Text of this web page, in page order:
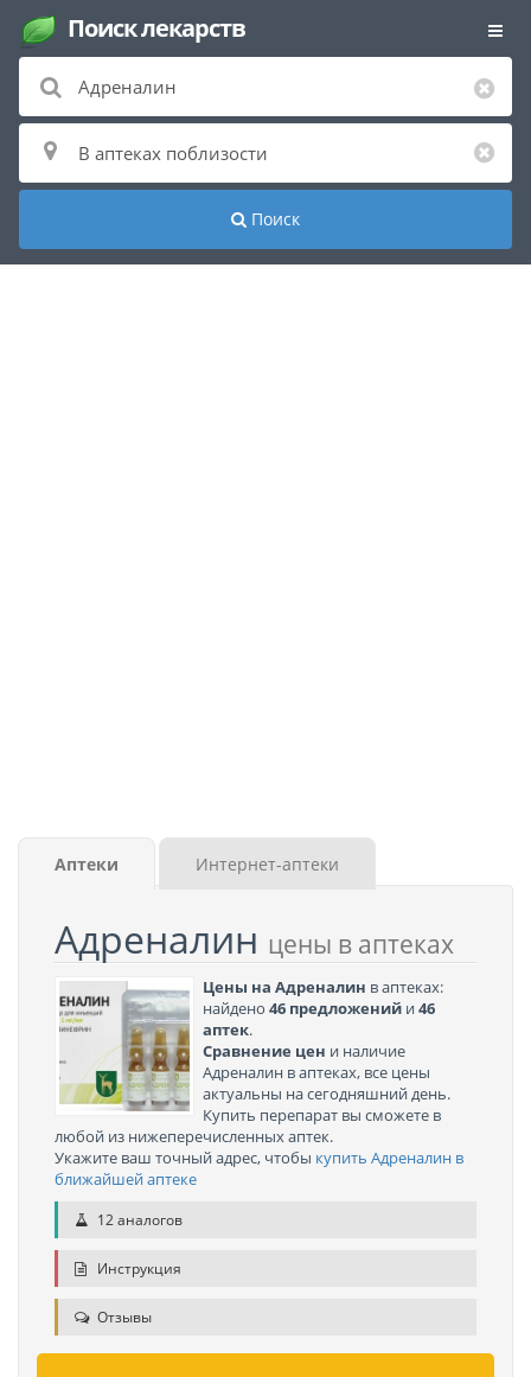
Поиск лекарств
Поиск
Аптеки Интернет-аптеки
Адреналин цены в аптеках
Цены на Адреналин в аптеках:
найдено 46 предложений и46
аптек.
Сравнение цен и наличие
Адреналин в аптеках, все цены
актуальны на сегодняшний день.
Купить перепарат вы сможете в
любой из нижеперечисленных аптек.
Укажите ваш точный адрес, чтобы купить Адреналин в
ближайшей аптеке
12 аналогов
Инструкция
Отзывы